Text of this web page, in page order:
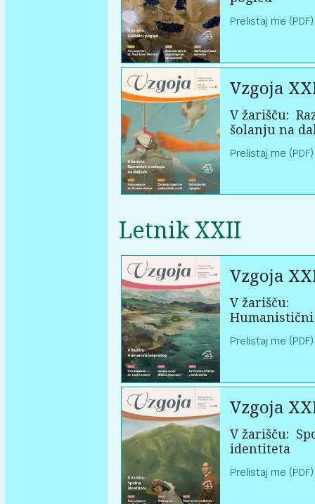
Prelistaj me (PDF)
Vzgoja
V žarišču:
šolanju na
Prelistaj me (PDF)
Letnik XXII
Vzgoja
V žarišču:
Prelistaj me (PDF)
Vzgoja
V žarišču:
identiteta
Prelistaj me (PDF)